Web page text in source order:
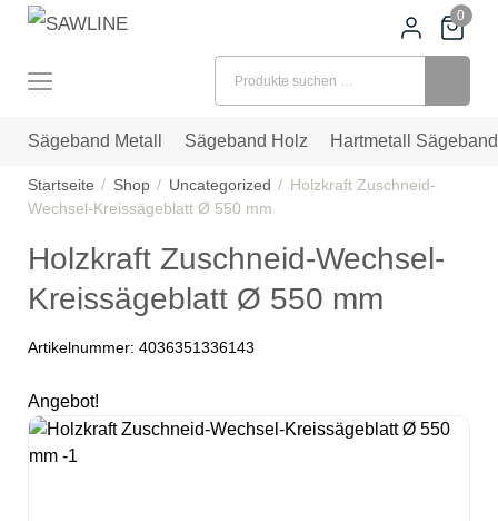
0
Sägeband Metall Sägeband Holz Hartmetall Sägeband
Startseite Shop Uncategorized
Holzkraft Zuschneid-
Wechsel-Kreissägeblatt Ø 550 mm
Holzkraft Zuschneid-Wechsel-
Kreissägeblatt Ø 550 mm
Artikelnummer: 4036351336143
Angebot!